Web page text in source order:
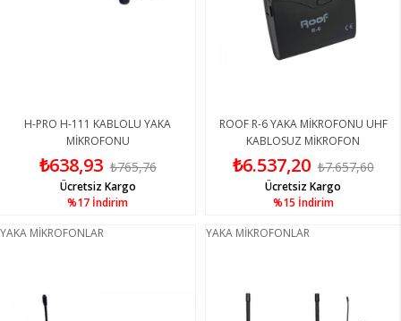
H-PRO H-111 KABLOLU YAKA
MİKROFONU
₺638,93 ₺765,76
%17 İndirim
Ücretsiz Kargo
ROOF R-6 YAKA MİKROFONU UHF
KABLOSUZ MİKROFON
₺6.537,20 ₺7.657,60
%15 İndirim
Ücretsiz Kargo
YAKA MİKROFONLAR YAKA MİKROFONLAR